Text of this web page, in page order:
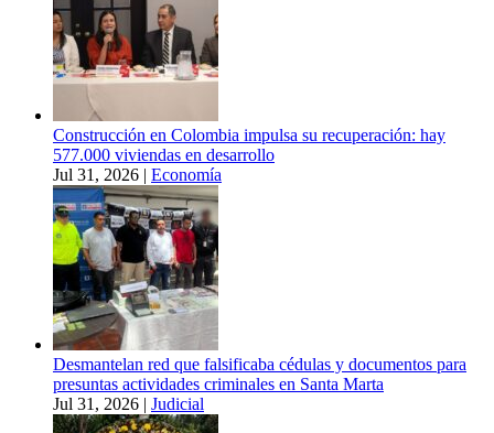
Construcción en Colombia impulsa su recuperación: hay
577.000 viviendas en desarrollo
Jul 31, 2026 | Economía
Desmantelan red que falsificaba cédulas y documentos para
presuntas actividades criminales en Santa Marta
Jul 31, 2026 | Judicial